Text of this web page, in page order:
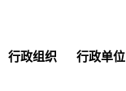
行政组织 行政单位